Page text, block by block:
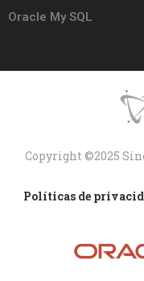
Oracle My SQL
Copyright ©2025
Políticas de